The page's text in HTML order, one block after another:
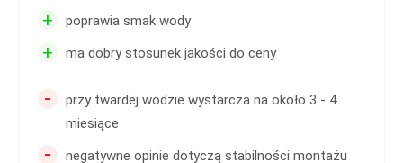
+ poprawia smak wody
+ ma dobry stosunek jakości do ceny
-
przy twardej wodzie wystarcza na około 3 - 4
miesiące
-
negatywne opinie dotyczą stabilności montażu